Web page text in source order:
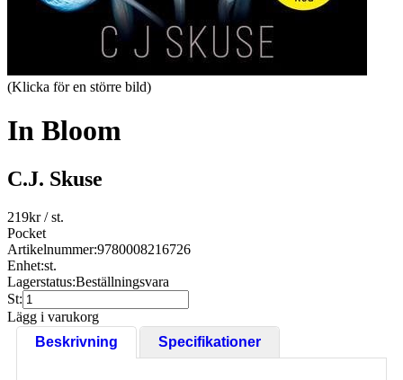
(Klicka för en större bild)
In Bloom
C.J. Skuse
219kr/ st.
Pocket
Artikelnummer:9780008216726
Enhet:st.
Lagerstatus:Beställningsvara
St:
Lägg i varukorg
Beskrivning
Specifikationer